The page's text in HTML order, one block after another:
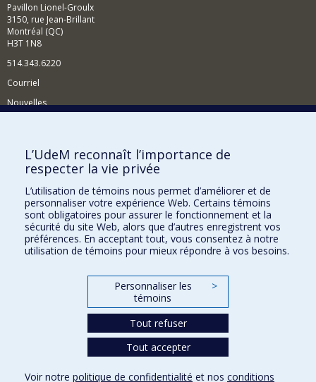
Pavillon Lionel-Groulx
3150, rue Jean-Brillant
Montréal (QC)
H3T 1N8
514.343.6220
Courriel
Nouvelles
Comment soutenir le Département?
BESOIN D'AIDE?
Plan du site
Signaler une erreur
Accessibilité
FACULTÉ DES ARTS ET DES SCIENCES
Nos départements et écoles
L’UdeM reconnaît l’importance de
respecter la vie privée
L’utilisation de témoins nous permet d’améliorer et de
personnaliser votre expérience Web. Certains témoins
sont obligatoires pour assurer le fonctionnement et la
sécurité du site Web, alors que d’autres enregistrent vos
préférences. En acceptant tout, vous consentez à notre
utilisation de témoins pour mieux répondre à vos besoins.
Personnaliser les
témoins
>
Tout refuser
Tout accepter
Voir notre politique de confidentialité et nos conditions